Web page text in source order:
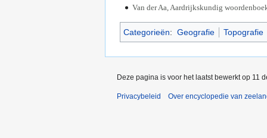
Van der Aa, Aardrijkskundig
Categorieën: Geografie Topografie
Deze pagina is voor het laatst bewerkt op 11
Privacybeleid Over encyclopedie van